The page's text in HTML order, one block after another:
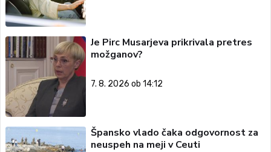
Je Pirc Musarjeva prikrivala pretres
možganov?
7. 8. 2026 ob 14:12
Špansko vlado čaka odgovornost za
neuspeh na meji v Ceuti